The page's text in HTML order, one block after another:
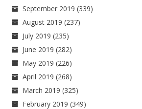
September 2019 (339)
August 2019 (237)
July 2019 (235)
June 2019 (282)
May 2019 (226)
April 2019 (268)
March 2019 (325)
February 2019 (349)